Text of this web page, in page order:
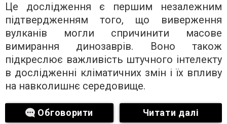
Це дослідження є першим незалежним
підтвердженням того, що виверження
вулканів могли спричинити масове
вимирання динозаврів. Воно також
підкреслює важливість штучного інтелекту
в дослідженні кліматичних змін і їх впливу
на навколишнє середовище.
Обговорити Читати далі